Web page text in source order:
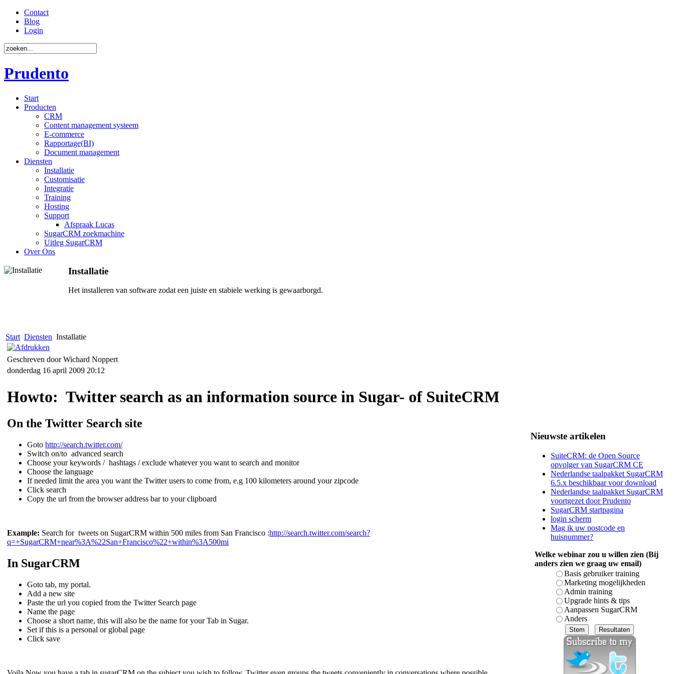
Contact
Blog
Login
Prudento
Start
Producten
CRM
Content management systeem
E-commerce
Rapportage(BI)
Document management
Diensten
Installatie
Customisatie
Integratie
Training
Hosting
Support
Afspraak Lucas
SugarCRM zoekmachine
Uitleg SugarCRM
Over Ons
Installatie
Het installeren van software zodat een juiste en stabiele werking is gewaarborgd.
Start Diensten Installatie
Geschreven door Wichard Noppert
donderdag 16 april 2009 20:12
Howto: Twitter search as an information source in Sugar- of SuiteCRM
On the Twitter Search site
Goto http://search.twitter.com/
Switch on/to advanced search
Choose your keywords / hashtags / exclude whatever you want to search and monitor
Choose the language
If needed limit the area you want the Twitter users to come from, e.g 100 kilometers around your zipcode
Click search
Copy the url from the browser address bar to your clipboard
Example: Search for tweets on SugarCRM within 500 miles from San Francisco :http://search.twitter.com/search?
q=+SugarCRM+near%3A%22San+Francisco%22+within%3A500mi
In SugarCRM
Goto tab, my portal.
Add a new site
Paste the url you copied from the Twitter Search page
Name the page
Choose a short name, this will also be the name for your Tab in Sugar.
Set if this is a personal or global page
Click save
Nieuwste artikelen
SuiteCRM: de Open Source
opvolger van SugarCRM CE
Nederlandse taalpakket SugarCRM
6.5.x beschikbaar voor download
Nederlandse taalpakket SugarCRM
voortgezet door Prudento
SugarCRM startpagina
login scherm
Mag ik uw postcode en
huisnummer?
Welke webinar zou u willen zien (Bij
anders zien we graag uw email)
Basis gebruiker training
Marketing mogelijkheden
Admin training
Upgrade hints & tips
Aanpassen SugarCRM
Anders